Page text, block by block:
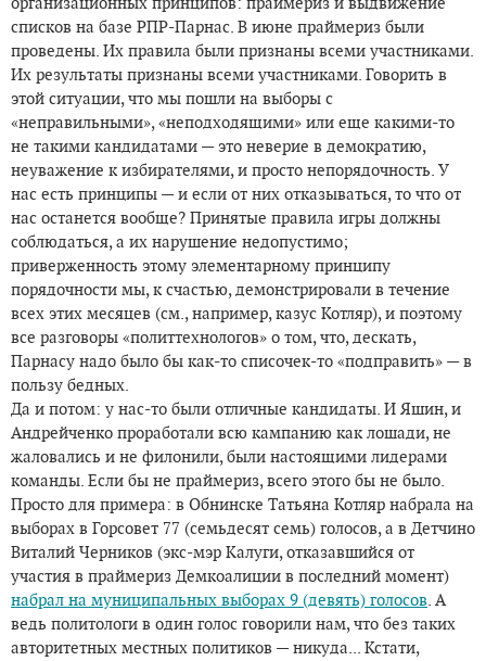
списков на базе РПР-Парнас. В июне праймериз были
проведены. Их правила были признаны всеми участниками.
Их результаты признаны всеми участниками. Говорить в
этой ситуации, что мы пошли на выборы с
«неправильными», «неподходящими» или еще какими-то
не такими кандидатами — это неверие в демократию,
неуважение к избирателями, и просто непорядочность. У
нас есть принципы — и если от них отказываться, то что от
нас останется вообще? Принятые правила игры должны
соблюдаться, а их нарушение недопустимо;
приверженность этому элементарному принципу
порядочности мы, к счастью, демонстрировали в течение
всех этих месяцев (см., например, казус Котляр), и поэтому
все разговоры «политтехнологов» о том, что, дескать,
Парнасу надо было бы как-то списочек-то «подправить» — в
пользу бедных.
Да и потом: у нас-то были отличные кандидаты. И Яшин, и
Андрейченко проработали всю кампанию как лошади, не
жаловались и не филонили, были настоящими лидерами
команды. Если бы не праймериз, всего этого бы не было.
Просто для примера: в Обнинске Татьяна Котляр набрала на
выборах в Горсовет 77 (семьдесят семь) голосов, а в Детчино
Виталий Черников (экс-мэр Калуги, отказавшийся от
участия в праймериз Демкоалиции в последний момент)
набрал на муниципальных выборах 9 (девять) голосов. А
ведь политологи в один голос говорили нам, что без таких
авторитетных местных политиков — никуда... Кстати,